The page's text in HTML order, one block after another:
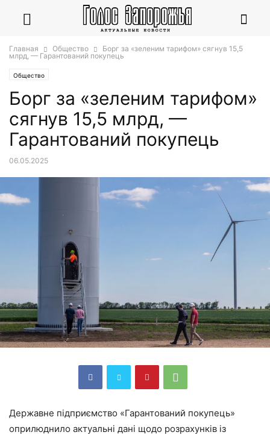
Главная Общество
Борг за «зеленим тарифом» сягнув 15,5
млрд, — Гарантований покупець
Общество
Борг за «зеленим тарифом»
сягнув 15,5 млрд, —
Гарантований покупець
06.05.2025
Державне підприємство «Гарантований покупець»
оприлюднило актуальні дані щодо розрахунків із